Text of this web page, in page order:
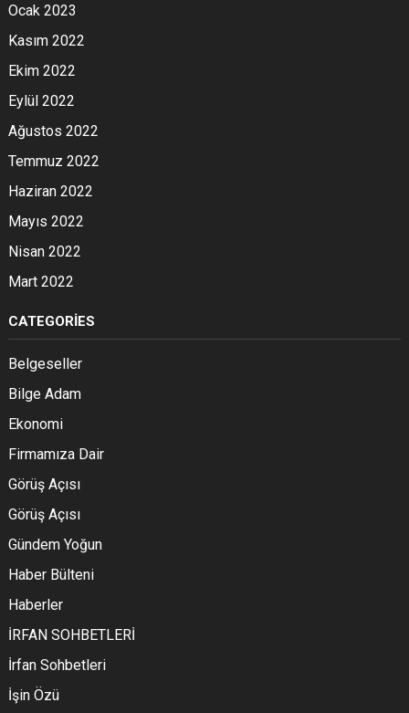
Ocak 2023
Kasım 2022
Ekim 2022
Eylül 2022
Ağustos 2022
Temmuz 2022
Haziran 2022
Mayıs 2022
Nisan 2022
Mart 2022
CATEGORIES
Belgeseller
Bilge Adam
Ekonomi
Firmamıza Dair
Görüş Açısı
Görüş Açısı
Gündem Yoğun
Haber Bülteni
Haberler
İRFAN SOHBETLERİ
İrfan Sohbetleri
İşin Özü